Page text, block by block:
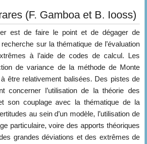
(F. Gamboa et B. Iooss)
est de faire le point et de dégager de
sur la thématique de l’évaluation
à l’aide de codes de calcul. Les
de variance de la méthode de Monte
être relativement balisées. Des pistes de
concerner l’utilisation de la théorie des
son couplage avec la thématique de la
au sein d’un modèle, l’utilisation de
particulaire, voire des apports théoriques
grandes déviations et des extrêmes de